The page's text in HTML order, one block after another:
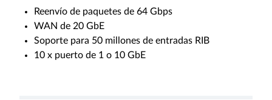
Reenvío de paquetes de 64 Gbps
WAN de 20 GbE
Soporte para 50 millones de entradas RIB
10 x puerto de 1 o 10 GbE